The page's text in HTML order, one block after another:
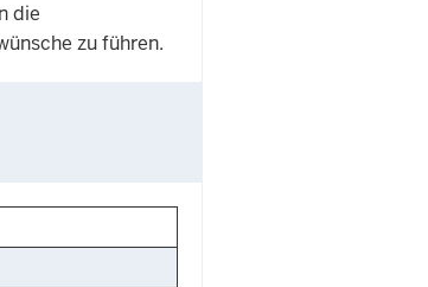
die
zu führen.